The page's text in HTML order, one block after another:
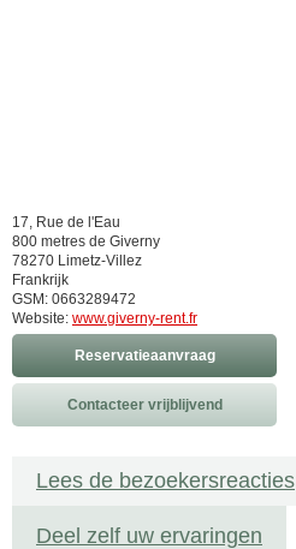
17, Rue de l'Eau
800 metres de Giverny
78270 Limetz-Villez
Frankrijk
GSM: 0663289472
Website: www.giverny-rent.fr
Reservatieaanvraag
Contacteer vrijblijvend
Lees de bezoekersreacties
Deel zelf uw ervaringen